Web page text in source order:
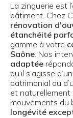
La zinguerie est
bâtiment. Chez
rénovation
étanchéité
gamme à votre
Saône. Nos
adaptée
qu’il s’agisse
patrimonial ou
et naturellement
mouvements du
longévité